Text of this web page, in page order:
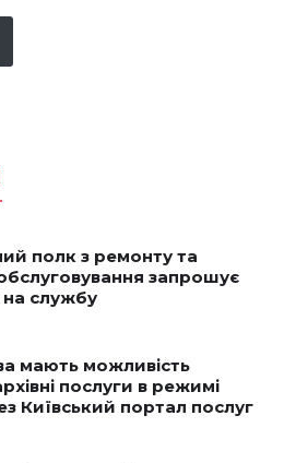
полк з ремонту та
запрошує
на службу
мають можливість
послуги в режимі
Київський портал послуг